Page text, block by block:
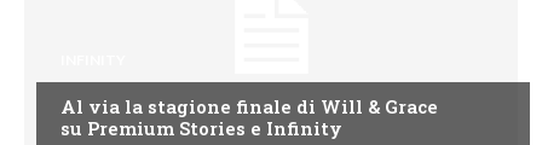
Al via la stagione finale di Will & Grace
su Premium Stories e Infinity